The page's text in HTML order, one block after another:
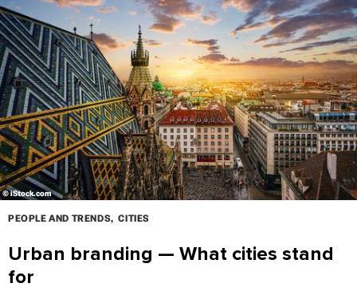
© iStock.com
PEOPLE AND TRENDS CITIES
Urban branding — What cities stand
for